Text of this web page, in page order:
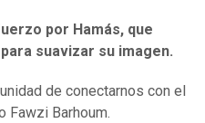
por Hamás, que
para suavizar su imagen.
de conectarnos con el
Fawzi Barhoum.